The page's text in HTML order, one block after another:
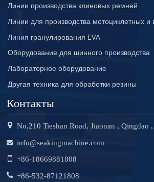
Линии производства клиновых ремней
Линии для производства мотоциклетных
Линия гранулирования EVA
Оборудование для шинного производства
Лабораторное оборудование
Другая техника для обработки резины
Контакты
No,210 Tieshan Road, Jiaonan , Qingdao
info@seakingmachine.com
+86-18669881808
+86-532-87121808